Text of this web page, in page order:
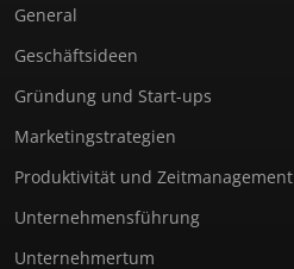
General
Geschäftsideen
Gründung und Start-ups
Marketingstrategien
Produktivität und Zeitmanagement
Unternehmensführung
Unternehmertum